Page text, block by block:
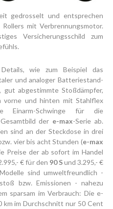
gedrosselt und entsprechen
mit Verbrennungsmotor.
Versicherungsschild zum
wie zum Beispiel das
und analoger Batteriestand-
gut abgestimmte Stoßdämpfer,
vorne und hinten mit Stahlflex
Einarm-Schwinge für die
der e-max-Serie ab.
sind an der Steckdose in drei
vier bis acht Stunden (e-max
Preise der ab sofort im Handel
€ für den 90 Sund 3.295,- €
Modelle sind umweltfreundlich -
bzw. Emissionen - nahezu
sparsam im Verbrauch: Die e-
km im Durchschnitt nur 50 Cent